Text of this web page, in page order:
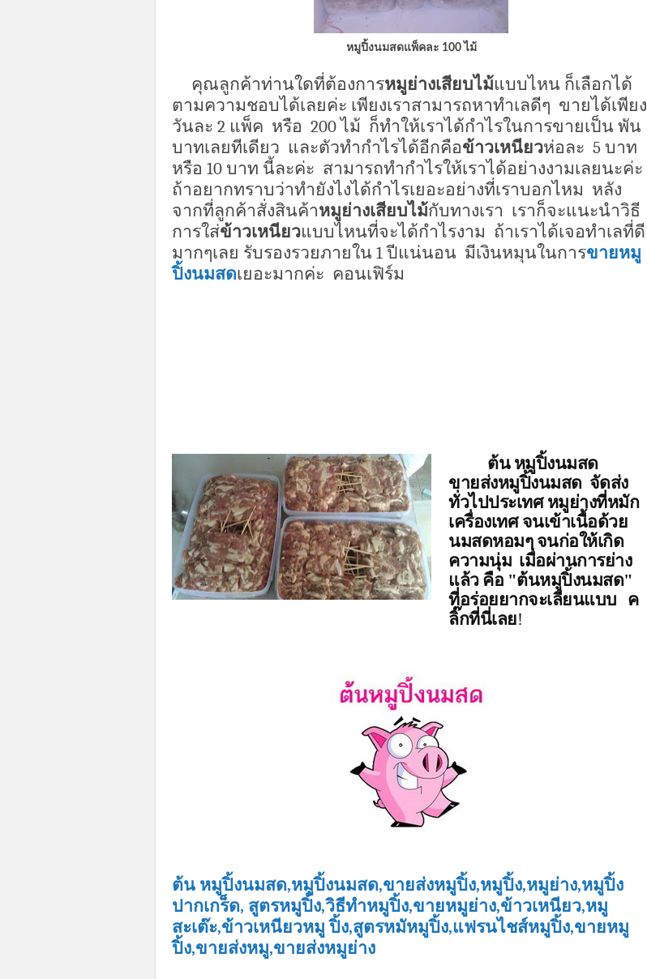
หมูปิ้งนมสดแพ็คละ 100 ไม้
คุณลูกค้าท่านใดที่ต้องการหมูย่างเสียบไม้แบบไหน ก็เลือกได้
ตามความชอบได้เลยค่ะ เพียงเราสามารถหาทำเลดีๆ ขายได้เพียง
วันละ 2 แพ็ค หรือ 200ไม้ ก็ทำให้เราได้กำไรในการขายเป็น พัน
บาทเลยทีเดียว และตัวทำกำไรได้อีกคือข้าวเหนียวห่อละ 5 บาท
หรือ 10 บาท นี้ละค่ะ สามารถทำกำไรให้เราได้อย่างงามเลยนะค่ะ
ถ้าอยากทราบว่าทำยังไงได้กำไรเยอะอย่างที่เราบอกไหม หลัง
จากที่ลูกค้าสั่งสินค้าหมูย่างเสียบไม้กับทางเรา เราก็จะแนะนำวิธี
การใส่ข้าวเหนียวแบบไหนที่จะได้กำไรงาม ถ้าเราได้เจอทำเลที่ดี
มากๆเลย รับรองรวยภายใน 1 ปีแน่นอน มีเงินหมุนในการขายหมู
ปิ้งนมสดเยอะมากค่ะ คอนเฟิร์ม
ต้น หมูปิ้งนมสด
ขายส่งหมูปิ้งนมสด จัดส่ง
ทั่วไปประเทศ หมูย่างที่หมัก
เครื่องเทศ จนเข้าเนื้อด้วย
นมสดหอมๆ จนก่อให้เกิด
ความนุ่ม เมื่อผ่านการย่าง
แล้ว คือ "ต้นหมูปิ้งนมสด"
ที่อร่อยยากจะเลียนแบบ ค
ลิ๊กที่นี่เลย!
ต้น หมูปิ้งนมสด,หมูปิ้งนมสด,ขายส่งหมูปิ้ง,หมูปิ้ง,หมูย่าง,หมูปิ้ง
ปากเกร็ด, สูตรหมูปิ้ง,วิธีทำหมูปิ้ง,ขายหมูย่าง,ข้าวเหนียว,หมู
สะเต๊ะ,ข้าวเหนียวหมู ปิ้ง,สูตรหมัหมูปิ้ง,แฟรนไชส์หมูปิ้ง,ขายหมู
ปิ้ง,ขายส่งหมู,ขายส่งหมูย่าง